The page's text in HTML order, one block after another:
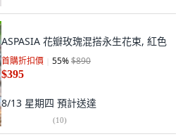
ASPASIA 花瓣玫瑰混搭永生花束, 紅色
首購折扣價 55%$890
$395
8/13 星期四 預計送達
(10)